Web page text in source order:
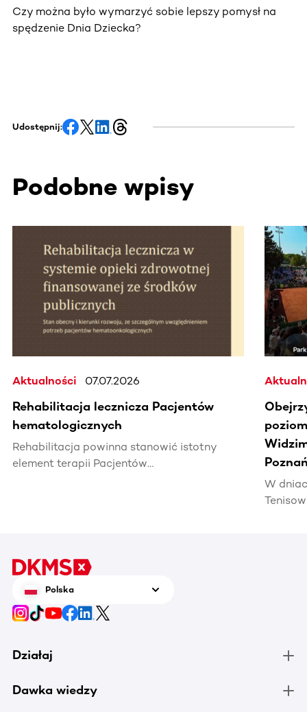
Czy można było wymarzyć sobie lepszy pomysł na
spędzenie Dnia Dziecka?
Udostępnij:
Podobne wpisy
Ta sekcja zawiera treści przewijane w poziomie. Użyj
Aktualności 07.07.2026
Rehabilitacja lecznicza Pacjentów
hematologicznych
Rehabilitacja powinna stanowić istotny
element terapii Pacjentów
W
Polska
Działaj
Dawka wiedzy